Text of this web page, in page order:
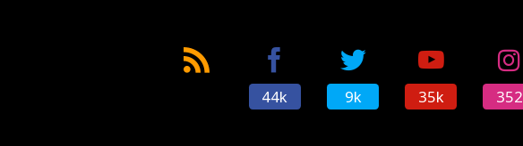
44k 9k 35k 352